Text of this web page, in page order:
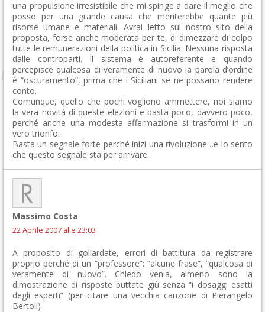
una propulsione irresistibile che mi spinge a dare il meglio che
posso per una grande causa che meriterebbe quante più
risorse umane e materiali. Avrai letto sul nostro sito della
proposta, forse anche moderata per te, di dimezzare di colpo
tutte le remunerazioni della politica in Sicilia. Nessuna risposta
dalle controparti. Il sistema è autoreferente e quando
percepisce qualcosa di veramente di nuovo la parola d’ordine
è “oscuramento”, prima che i Siciliani se ne possano rendere
conto.
Comunque, quello che pochi vogliono ammettere, noi siamo
la vera novità di queste elezioni e basta poco, davvero poco,
perché anche una modesta affermazione si trasformi in un
vero trionfo.
Basta un segnale forte perché inizi una rivoluzione…e io sento
che questo segnale sta per arrivare.
Massimo Costa
22 Aprile 2007 alle 23:03
A proposito di goliardate, errori di battitura da registrare
proprio perché di un “professore”: “alcune frase”, “qualcosa di
veramente di nuovo”. Chiedo venia, almeno sono la
dimostrazione di risposte buttate giù senza “i dosaggi esatti
degli esperti” (per citare una vecchia canzone di Pierangelo
Bertoli)